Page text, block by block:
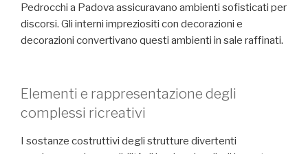
Pedrocchi a Padova assicuravano ambienti sofisticati per
discorsi. Gli interni impreziositi con decorazioni e
decorazioni convertivano questi ambienti in sale raffinati.
Elementi e rappresentazione degli
complessi ricreativi
I sostanze costruttivi degli strutture divertenti